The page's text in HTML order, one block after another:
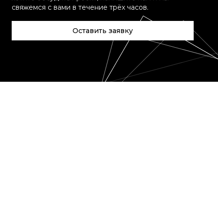
свяжемся с вами в течение трёх часов.
Оставить заявку